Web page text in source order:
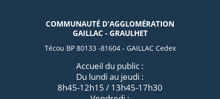
COMMUNAUTÉ D'AGGLOMÉRATION
GAILLAC - GRAULHET
Técou BP 80133 -81604 - GAILLAC Cedex
Accueil du public :
Du lundi au jeudi :
8h45-12h15 / 13h45-17h30